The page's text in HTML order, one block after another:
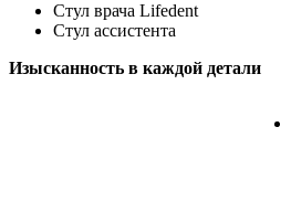
Стул врача Lifedent
Стул ассистента
Изысканность в каждой детали